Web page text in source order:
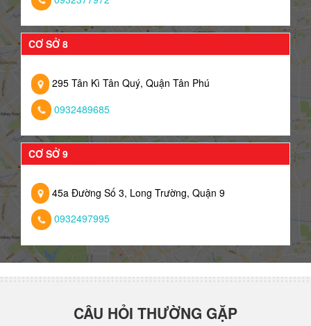
CƠ SỞ 8
295 Tân Kì Tân Quý, Quận Tân Phú
0932489685
CƠ SỞ 9
45a Đường Số 3, Long Trường, Quận 9
0932497995
CÂU HỎI THƯỜNG GẶP